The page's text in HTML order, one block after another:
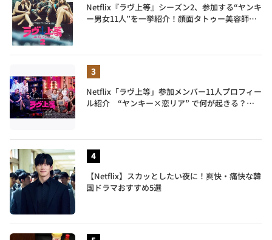
Netflix『ラヴ上等』シーズン2、参加する“ヤンキ
ー男女11人”を一挙紹介！顔面タトゥー美容師、
Netflix「ラヴ上等」参加メンバー11人プロフィー
ル紹介 “ヤンキー×恋リア” で何が起きる？地
【Netflix】スカッとしたい夜に！爽快・痛快な韓
国ドラマおすすめ5選